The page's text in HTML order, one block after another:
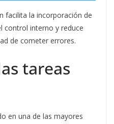
facilita la incorporación de
control interno y reduce
de cometer errores.
tareas
en una de las mayores